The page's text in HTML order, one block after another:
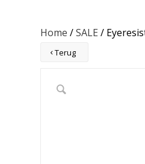
Home /SALE /
Terug